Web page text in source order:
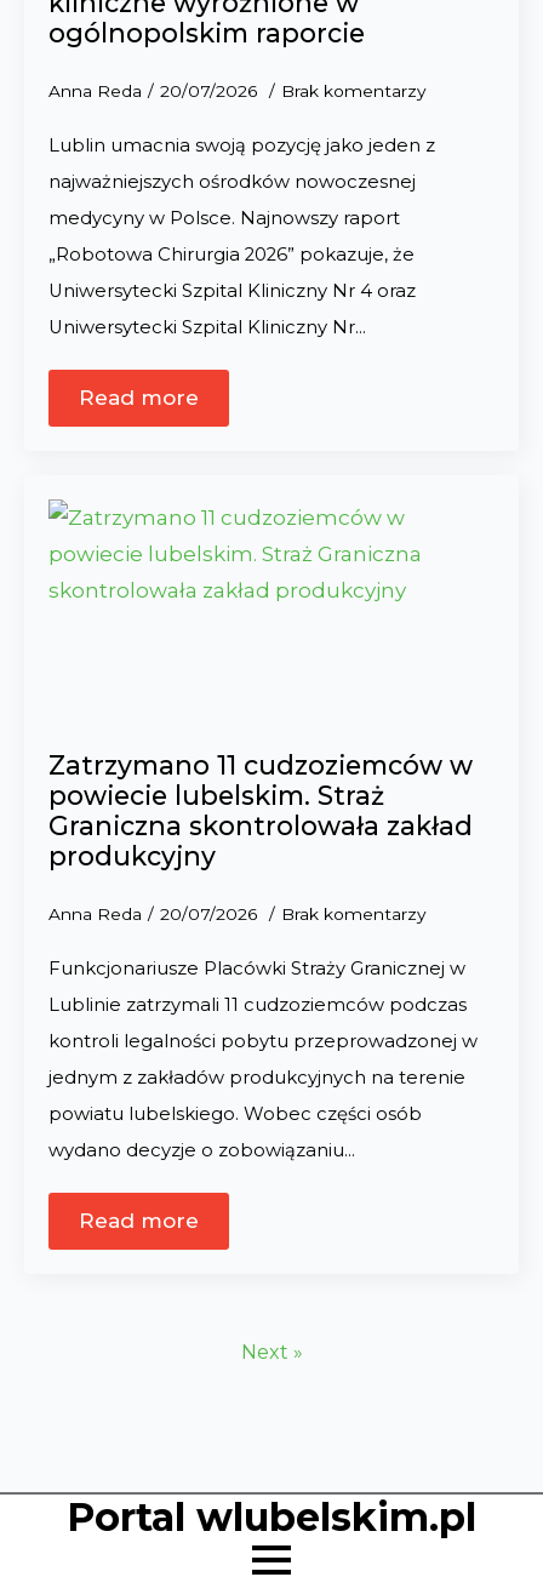
ogólnopolskim raporcie
Anna Reda 20/07/2026 Brak komentarzy
Lublin umacnia swoją pozycję jako jeden z
najważniejszych ośrodków nowoczesnej
medycyny w Polsce. Najnowszy raport
„Robotowa Chirurgia 2026” pokazuje, że
Uniwersytecki Szpital Kliniczny Nr 4 oraz
Uniwersytecki Szpital Kliniczny Nr…
Read more
Zatrzymano 11 cudzoziemców w
powiecie lubelskim. Straż
Graniczna skontrolowała zakład
produkcyjny
Anna Reda 20/07/2026 Brak komentarzy
Funkcjonariusze Placówki Straży Granicznej w
Lublinie zatrzymali 11 cudzoziemców podczas
kontroli legalności pobytu przeprowadzonej w
jednym z zakładów produkcyjnych na terenie
powiatu lubelskiego. Wobec części osób
wydano decyzje o zobowiązaniu…
Read more
Next »
Portal wlubelskim.pl